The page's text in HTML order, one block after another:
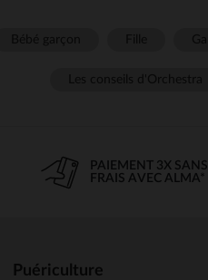
PAIEMENT 3X SANS
FRAIS AVEC ALMA*
Puériculture